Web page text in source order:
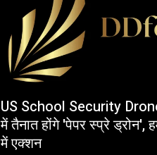
US School Security
में तैनात होंगे 'पेपर स्प्रे ड्रोन',
में एक्शन